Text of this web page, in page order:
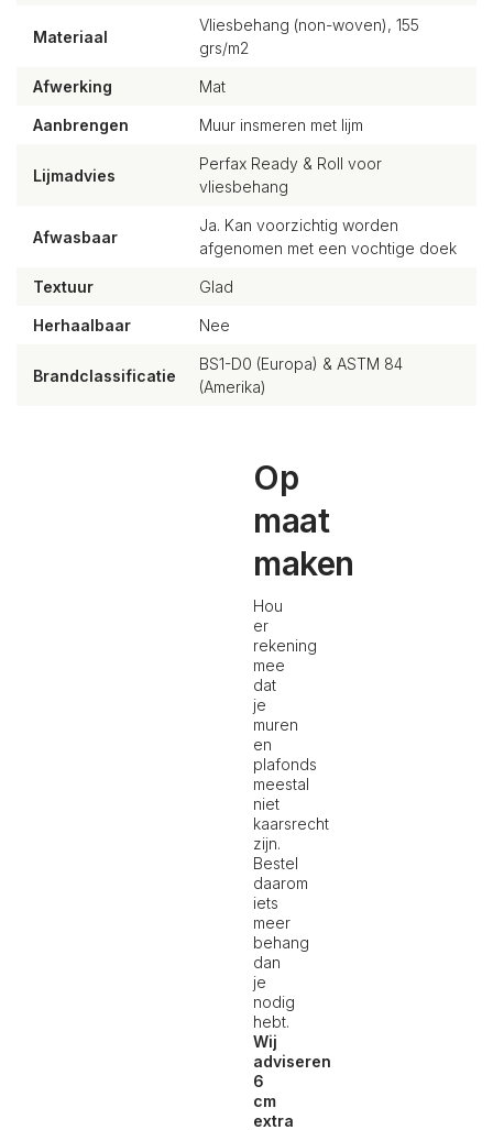
Materiaal
Vliesbehang (non-woven), 155
grs/m2
Afwerking Mat
Aanbrengen Muur insmeren met lijm
Lijmadvies
Perfax Ready & Roll voor
vliesbehang
Afwasbaar
Ja. Kan voorzichtig worden
afgenomen met een vochtige doek
Textuur Glad
Herhaalbaar Nee
Brandclassificatie
BS1-D0 (Europa) & ASTM 84
(Amerika)
Op
maat
maken
Hou
er
rekening
mee
dat
je
muren
en
plafonds
meestal
niet
kaarsrecht
zijn.
Bestel
daarom
iets
meer
behang
dan
je
nodig
hebt.
Wij
adviseren
6
cm
extra